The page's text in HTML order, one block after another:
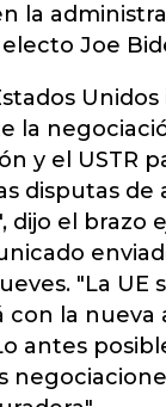
la
Joe
la
y el USTR
disputas de
dijo el brazo
"La UE
la nueva
antes